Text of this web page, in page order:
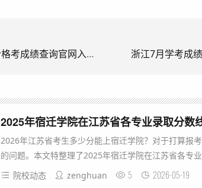
2025年黑龙江高中学考合格考成绩查询官网入口：https://xysp.hljea.org.cn/login
2025年宿迁学院在江苏省各专业录取分数
2026年江苏省考生多少分能上宿迁学院？对于打算报
的问题。本文特整理了2025年宿迁学院在江苏省各专
院校动态
zenghuan 5 2026-05-19